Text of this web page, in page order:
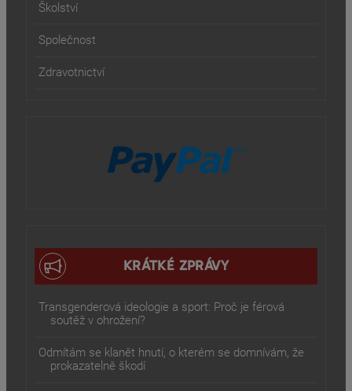
Školství
Společnost
Zdravotnictví
KRÁTKÉ ZPRÁVY
Transgenderová ideologie a sport: Proč je férová
soutěž v ohrožení?
Odmítám se klanět hnutí, o kterém se domnívám, že
prokazatelně škodí